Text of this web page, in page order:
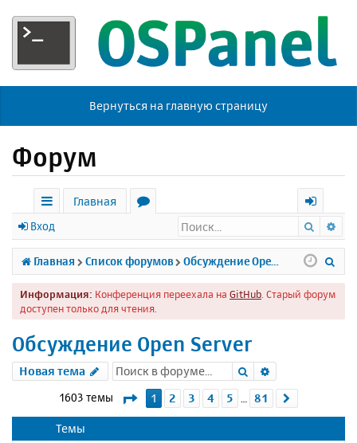
Вернуться на главную страницу
Форум
с
ы
л
к
Главная
р
у
м
х
о
д
Вход Поиск
Главная Список форумов
Информация: Конференция переехала на GitHub . Старый форум
доступен только для чтения.
Обсуждение Open Server
Новая тема Поиск
1603 темы Страница1 из 81
1 2 3 4 5 81
Темы